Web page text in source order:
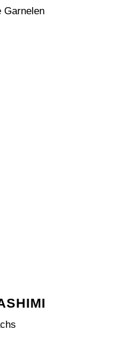
Garnelen